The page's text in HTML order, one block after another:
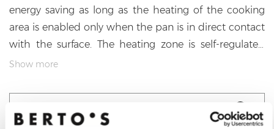
energy saving as long as the heating of the cooking
area is enabled only when the pan is in direct contact
with the surface. The heating zone is self-regulated
according to the pan diameter. Immediate automatic
Electronic regulation of the temperature.
Cooking area: 270 x 270 mm
Show more